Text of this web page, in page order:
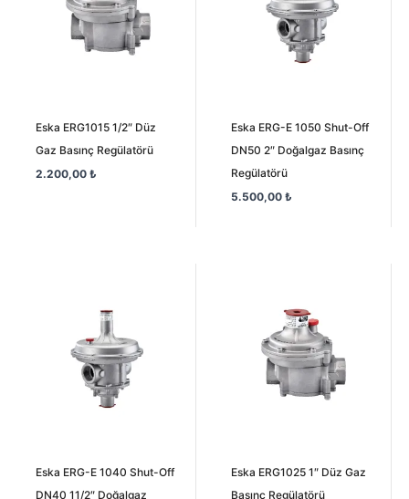
Eska ERG1015 1/2″ Düz
Gaz Basınç Regülatörü
2.200,00₺
Eska ERG-E 1050 Shut-Off
DN50 2″ Doğalgaz Basınç
Regülatörü
5.500,00₺
Eska ERG-E 1040 Shut-Off
DN40 11/2″ Doğalgaz
Eska ERG1025 1″ Düz Gaz
Basınç Regülatörü